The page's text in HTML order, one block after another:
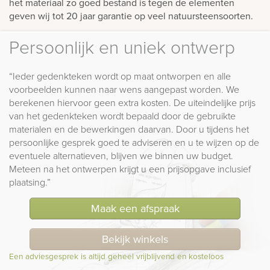
geven wij tot 20 jaar garantie op veel natuursteensoorten.
Persoonlijk en uniek ontwerp
“Ieder gedenkteken wordt op maat ontworpen en alle
voorbeelden kunnen naar wens aangepast worden. We
berekenen hiervoor geen extra kosten. De uiteindelijke prijs
van het gedenkteken wordt bepaald door de gebruikte
materialen en de bewerkingen daarvan. Door u tijdens het
persoonlijke gesprek goed te adviseren en u te wijzen op de
eventuele alternatieven, blijven we binnen uw budget.
Meteen na het ontwerpen krijgt u een prijsopgave inclusief
plaatsing.”
Maak een afspraak
Bekijk winkels
Een adviesgesprek is altijd geheel vrijblijvend en kosteloos